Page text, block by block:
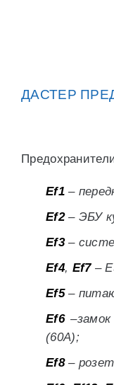
ДАСТЕР
Ef1–
Ef2– ЭБУ
Ef3–
Ef4, Ef7–
Ef5–
Ef6–замок
(60А);
Ef8–